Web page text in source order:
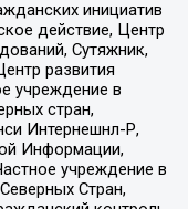
инициатив
действие, Центр
Сутяжник,
развития
учреждение в
стран,
Интернешнл-Р,
Информации,
учреждение в
Стран,